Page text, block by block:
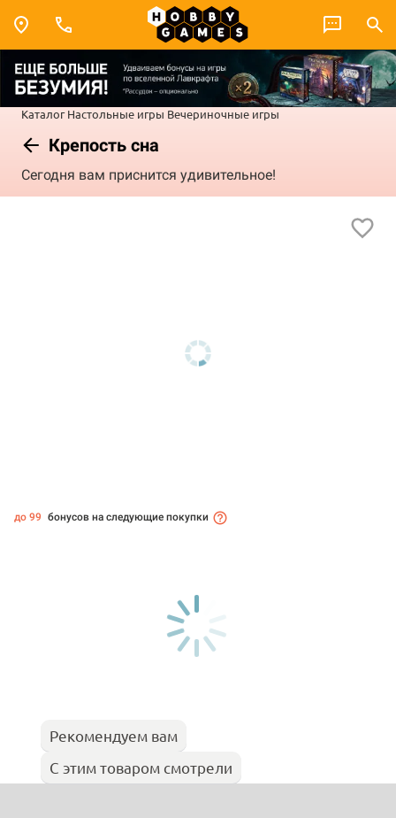
Каталог Настольные игры Вечериночные игры
Крепость сна
Сегодня вам приснится удивительное!
до 99 бонусов на следующие покупки
Рекомендуем вам
С этим товаром смотрели